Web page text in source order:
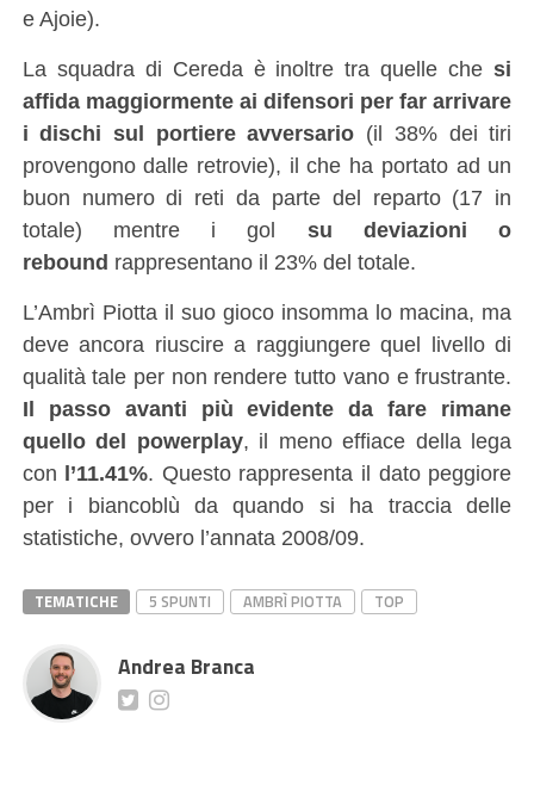
e Ajoie).
La squadra di Cereda è inoltre tra quelle chesi
affida maggiormente ai difensori per far arrivare
i dischi sul portiere avversario (il 38% dei tiri
provengono dalle retrovie), il che ha portato ad un
buon numero di reti da parte del reparto (17 in
totale) mentre i gol su deviazioni o
rebound rappresentano il 23% del totale.
L’Ambrì Piotta il suo gioco insomma lo macina, ma
deve ancora riuscire a raggiungere quel livello di
qualità tale per non rendere tutto vano e frustrante.
Il passo avanti più evidente da fare rimane
quello del powerplay, il meno effiace della lega
con l’11.41%. Questo rappresenta il dato peggiore
per i biancoblù da quando si ha traccia delle
statistiche, ovvero l’annata 2008/09.
TEMATICHE 5 SPUNTI AMBRÌ PIOTTA TOP
Andrea Branca